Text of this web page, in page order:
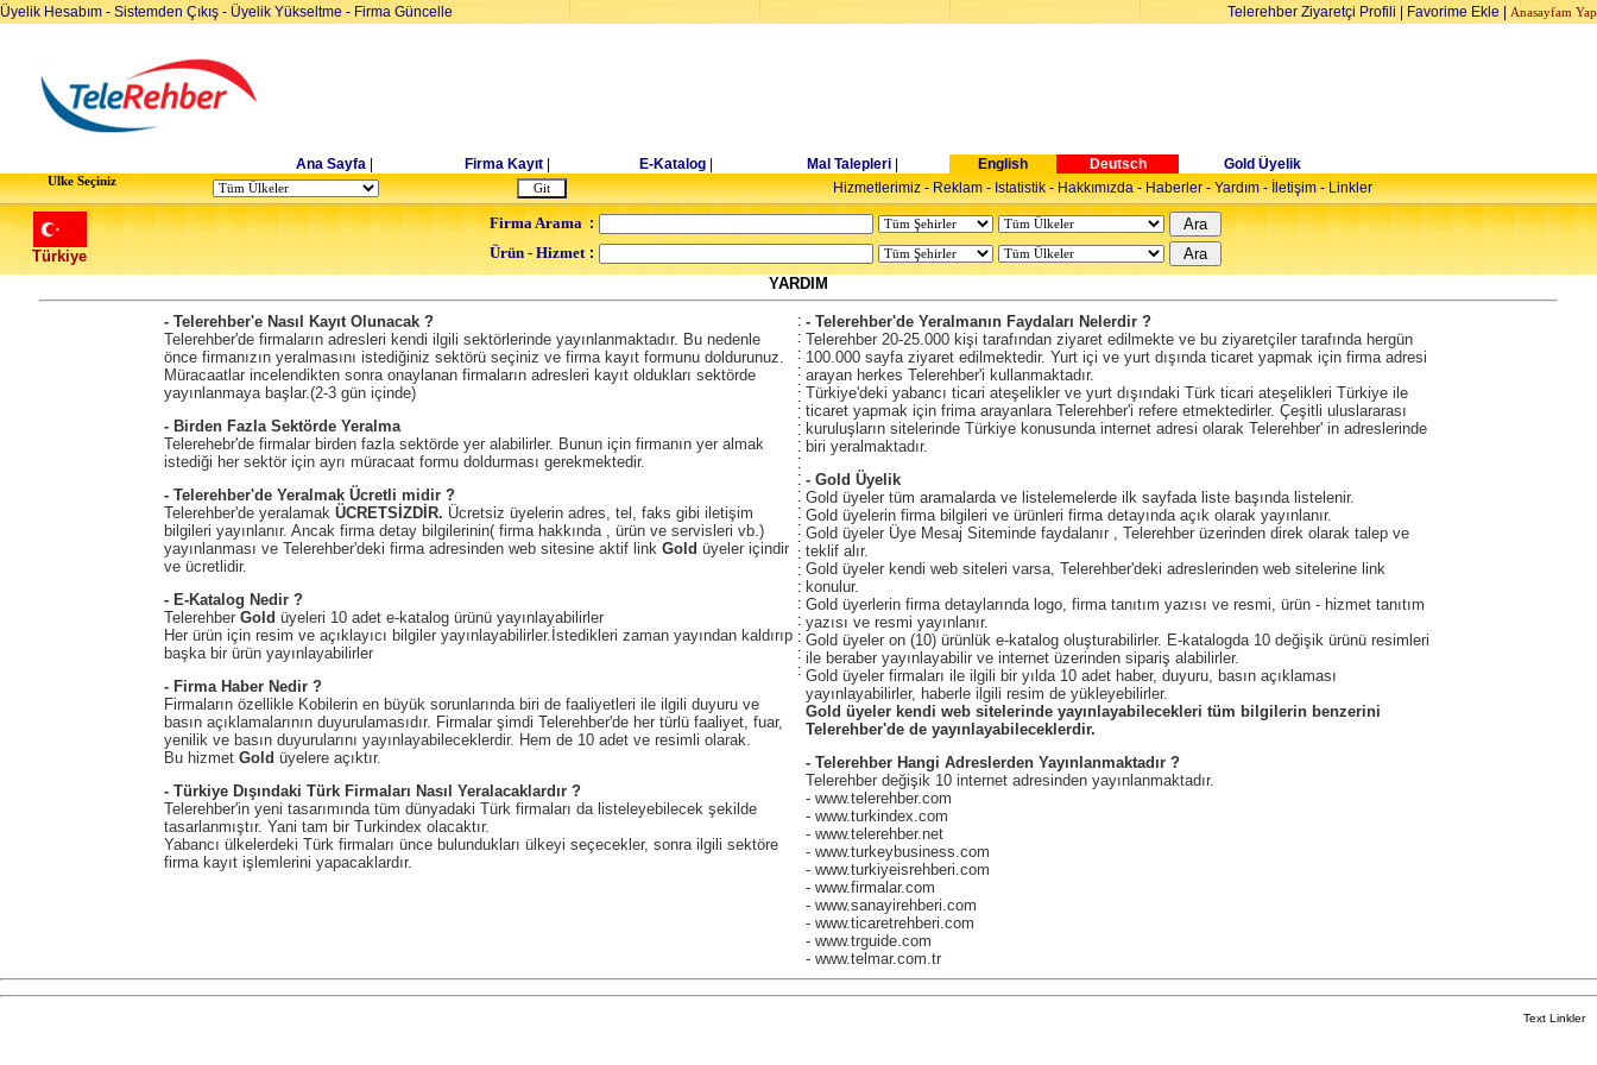
Üyelik Hesabım - Sistemden Çıkış - Üyelik Yükseltme - Firma Güncelle Telerehber Ziyaretçi Profili Favorime Ekle Anasayfam Yap
Ana Sayfa Firma Kayıt E-Katalog Mal Talepleri| English Deutsch Gold Üyelik
Ulke Seçiniz Hizmetlerimiz-Reklam-Istatistik-Hakkımızda-Haberler-Yardım-İletişim-Linkler
Türkiye
Firma Arama :
Ürün - Hizmet :
YARDIM
- Telerehber'e Nasıl Kayıt Olunacak ?
Telerehber'de firmaların adresleri kendi ilgili sektörlerinde yayınlanmaktadır. Bu nedenle
önce firmanızın yeralmasını istediğiniz sektörü seçiniz ve firma kayıt formunu doldurunuz.
Müracaatlar incelendikten sonra onaylanan firmaların adresleri kayıt oldukları sektörde
yayınlanmaya başlar.(2-3 gün içinde)
- Birden Fazla Sektörde Yeralma
Telerehebr'de firmalar birden fazla sektörde yer alabilirler. Bunun için firmanın yer almak
istediği her sektör için ayrı müracaat formu doldurması gerekmektedir.
- Telerehber'de Yeralmak Ücretli midir ?
Telerehber'de yeralamak ÜCRETSİZDİR. Ücretsiz üyelerin adres, tel, faks gibi iletişim
bilgileri yayınlanır. Ancak firma detay bilgilerinin( firma hakkında , ürün ve servisleri vb.)
yayınlanması ve Telerehber'deki firma adresinden web sitesine aktif link Gold üyeler içindir
ve ücretlidir.
- E-Katalog Nedir ?
Telerehber Gold üyeleri 10 adet e-katalog ürünü yayınlayabilirler
Her ürün için resim ve açıklayıcı bilgiler yayınlayabilirler.İstedikleri zaman yayından kaldırıp
başka bir ürün yayınlayabilirler
- Firma Haber Nedir ?
Firmaların özellikle Kobilerin en büyük sorunlarında biri de faaliyetleri ile ilgili duyuru ve
basın açıklamalarının duyurulamasıdır. Firmalar şimdi Telerehber'de her türlü faaliyet, fuar,
yenilik ve basın duyurularını yayınlayabileceklerdir. Hem de 10 adet ve resimli olarak.
Bu hizmet Gold üyelere açıktır.
- Türkiye Dışındaki Türk Firmaları Nasıl Yeralacaklardır ?
Telerehber'in yeni tasarımında tüm dünyadaki Türk firmaları da listeleyebilecek şekilde
tasarlanmıştır. Yani tam bir Turkindex olacaktır.
Yabancı ülkelerdeki Türk firmaları ünce bulundukları ülkeyi seçecekler, sonra ilgili sektöre
firma kayıt işlemlerini yapacaklardır.
:
:
:
:
:
:
:
:
:
:
:
:
:
:
:
:
:
:
:
:
:
:
- Telerehber'de Yeralmanın Faydaları Nelerdir ?
Telerehber 20-25.000 kişi tarafından ziyaret edilmekte ve bu ziyaretçiler tarafında hergün
100.000 sayfa ziyaret edilmektedir. Yurt içi ve yurt dışında ticaret yapmak için firma adresi
arayan herkes Telerehber'i kullanmaktadır.
Türkiye'deki yabancı ticari ateşelikler ve yurt dışındaki Türk ticari ateşelikleri Türkiye ile
ticaret yapmak için frima arayanlara Telerehber'i refere etmektedirler. Çeşitli uluslararası
kuruluşların sitelerinde Türkiye konusunda internet adresi olarak Telerehber' in adreslerinde
biri yeralmaktadır.
- Gold Üyelik
Gold üyeler tüm aramalarda ve listelemelerde ilk sayfada liste başında listelenir.
Gold üyelerin firma bilgileri ve ürünleri firma detayında açık olarak yayınlanır.
Gold üyeler Üye Mesaj Siteminde faydalanır , Telerehber üzerinden direk olarak talep ve
teklif alır.
Gold üyeler kendi web siteleri varsa, Telerehber'deki adreslerinden web sitelerine link
konulur.
Gold üyerlerin firma detaylarında logo, firma tanıtım yazısı ve resmi, ürün - hizmet tanıtım
yazısı ve resmi yayınlanır.
Gold üyeler on (10) ürünlük e-katalog oluşturabilirler. E-katalogda 10 değişik ürünü resimleri
ile beraber yayınlayabilir ve internet üzerinden sipariş alabilirler.
Gold üyeler firmaları ile ilgili bir yılda 10 adet haber, duyuru, basın açıklaması
yayınlayabilirler, haberle ilgili resim de yükleyebilirler.
Gold üyeler kendi web sitelerinde yayınlayabilecekleri tüm bilgilerin benzerini
Telerehber'de de yayınlayabileceklerdir.
- Telerehber Hangi Adreslerden Yayınlanmaktadır ?
Telerehber değişik 10 internet adresinden yayınlanmaktadır.
- www.telerehber.com
- www.turkindex.com
- www.telerehber.net
- www.turkeybusiness.com
- www.turkiyeisrehberi.com
- www.firmalar.com
- www.sanayirehberi.com
- www.ticaretrehberi.com
- www.trguide.com
- www.telmar.com.tr
Text Linkler